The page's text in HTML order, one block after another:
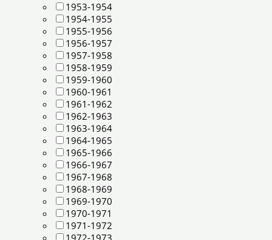
1953-1954
1954-1955
1955-1956
1956-1957
1957-1958
1958-1959
1959-1960
1960-1961
1961-1962
1962-1963
1963-1964
1964-1965
1965-1966
1966-1967
1967-1968
1968-1969
1969-1970
1970-1971
1971-1972